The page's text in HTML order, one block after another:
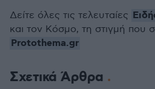
Σχετικά Άρθρα
Δείτε όλες τις τελευταίες
και τον Κόσμο, τη στιγμή που
Protothema.gr